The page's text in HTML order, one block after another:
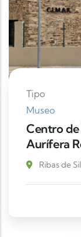
Tipo
Museo
Centro
Aurífera
Ribas de Sil